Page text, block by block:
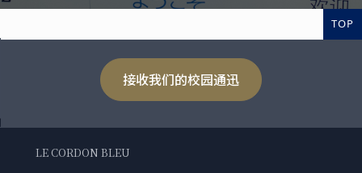
TOP
接收我们的校园通迅
LE CORDON BLEU